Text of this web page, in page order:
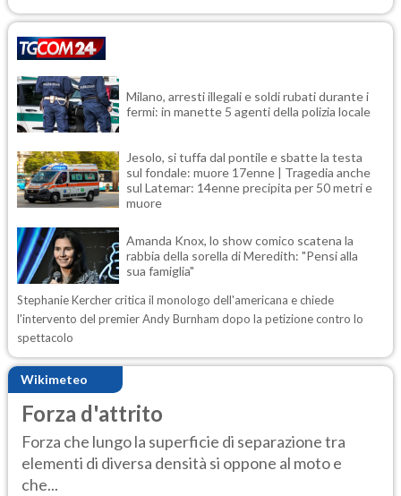
Milano, arresti illegali e soldi rubati durante i
fermi: in manette 5 agenti della polizia locale
Jesolo, si tuffa dal pontile e sbatte la testa
sul fondale: muore 17enne | Tragedia anche
sul Latemar: 14enne precipita per 50 metri e
muore
Amanda Knox, lo show comico scatena la
rabbia della sorella di Meredith: "Pensi alla
sua famiglia"
Stephanie Kercher critica il monologo dell'americana e chiede
l'intervento del premier Andy Burnham dopo la petizione contro lo
spettacolo
Wikimeteo
Forza d'attrito
Forza che lungo la superficie di separazione tra
elementi di diversa densità si oppone al moto e
che...